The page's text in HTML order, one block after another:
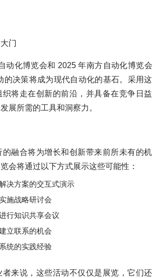
门
动化博览会和 2025 年南方自动化博览会
的决策将成为现代自动化的基石。采用这
将走在创新的前沿，并具备在竞争日益
展所需的工具和洞察力。
的融合将为增长和创新带来前所未有的机
会将通过以下方式展示这些可能性：
决方案的交互式演示
施战略研讨会
行知识共享会议
立联系的机会
统的实践经验
者来说，这些活动不仅仅是展览，它们还